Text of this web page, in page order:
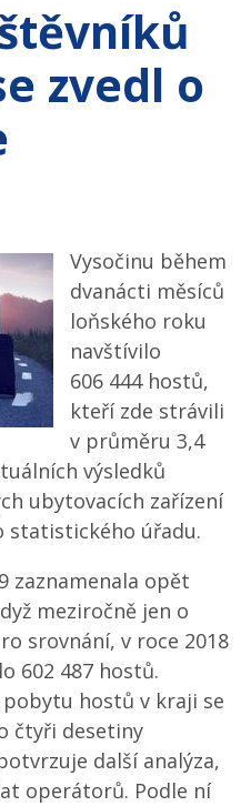
zvedl o
Vysočinu během
dvanácti měsíců
loňského roku
navštívilo
606 444 hostů,
kteří zde strávili
v průměru 3,4
výsledků
ubytovacích zařízení
statistického úřadu.
zaznamenala opět
meziročně jen o
srovnání, v roce 2018
602 487 hostů.
hostů v kraji se
čtyři desetiny
další analýza,
operátorů. Podle ní